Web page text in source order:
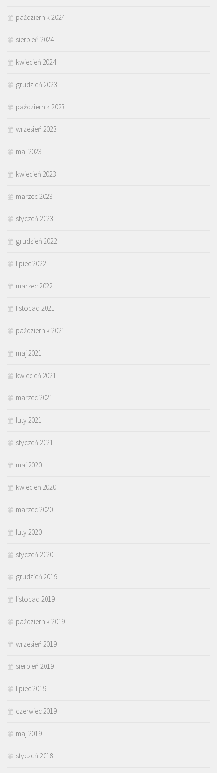
październik 2024
sierpień 2024
kwiecień 2024
grudzień 2023
październik 2023
wrzesień 2023
maj 2023
kwiecień 2023
marzec 2023
styczeń 2023
grudzień 2022
lipiec 2022
marzec 2022
listopad 2021
październik 2021
maj 2021
kwiecień 2021
marzec 2021
luty 2021
styczeń 2021
maj 2020
kwiecień 2020
marzec 2020
luty 2020
styczeń 2020
grudzień 2019
listopad 2019
październik 2019
wrzesień 2019
sierpień 2019
lipiec 2019
czerwiec 2019
maj 2019
styczeń 2018